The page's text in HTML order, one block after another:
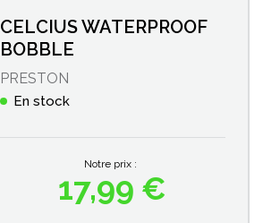
CELCIUS WATERPROOF
BOBBLE
PRESTON
En stock
Prix
Notre prix :
17,99 €